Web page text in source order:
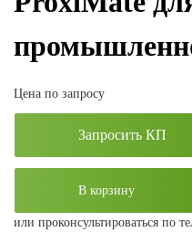
Цена по запросу
Запросить КП
В корзину
или проконсультироваться по